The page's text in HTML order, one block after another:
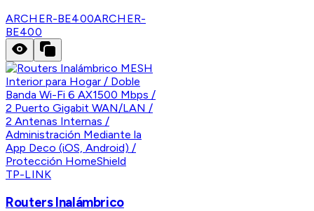
ARCHER-BE400ARCHER-
BE400
TP-LINK
Routers Inalámbrico